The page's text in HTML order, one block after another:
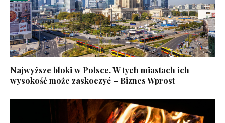
Najwyższe bloki w Polsce. W tych miastach ich
wysokość może zaskoczyć – Biznes Wprost